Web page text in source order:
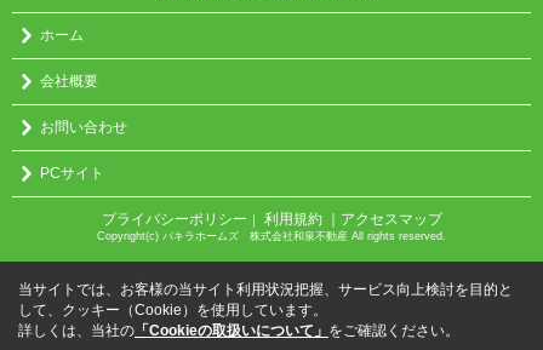
ホーム
会社概要
お問い合わせ
PCサイト
プライバシーポリシー 利用規約 ｜アクセスマップ
Copyright(c) パキラホームズ 株式会社和泉不動産 All rights reserved.
当サイトでは、お客様の当サイト利用状況把握、サービス向上検討を目的と
して、クッキー（Cookie）を使用しています。
詳しくは、当社の 「Cookieの取扱いについて」 をご確認ください。